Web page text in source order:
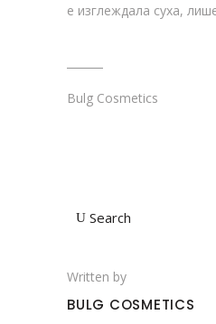
е изглеждала суха,
Bulg Cosmetics
Search
Written by
BULG COSMETICS